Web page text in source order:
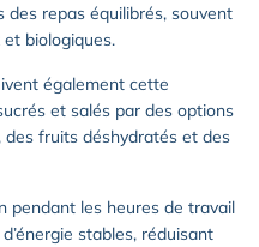
des repas équilibrés, souvent
biologiques.
également cette
et salés par des options
des fruits déshydratés et des
pendant les heures de travail
stables, réduisant